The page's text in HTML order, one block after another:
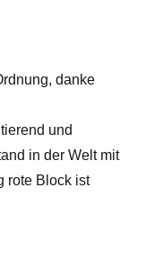
danke
und
in der Welt mit
rote Block ist